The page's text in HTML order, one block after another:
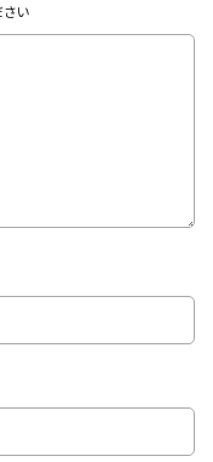
い